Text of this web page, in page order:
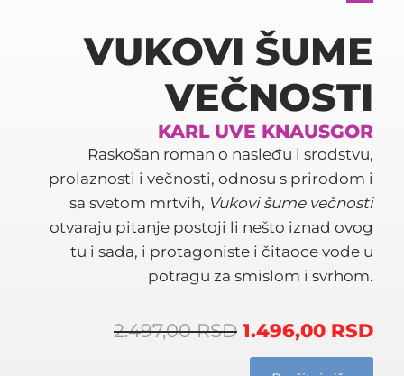
VUKOVI ŠUME
VEČNOSTI
KARL UVE KNAUSGOR
Raskošan roman o nasleđu i srodstvu,
prolaznosti i večnosti, odnosu s prirodom i
sa svetom mrtvih, Vukovi šume večnosti
otvaraju pitanje postoji li nešto iznad ovog
tu i sada, i protagoniste i čitaoce vode u
potragu za smislom i svrhom.
2.497,00RSD 1.496,00 RSD